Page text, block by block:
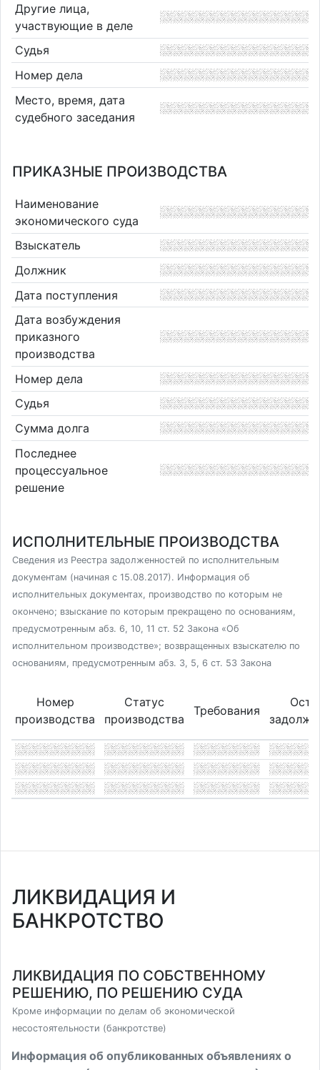
Другие лица,
участвующие в деле
Судья
Номер дела
Место, время, дата
судебного заседания
ПРИКАЗНЫЕ ПРОИЗВОДСТВА
Наименование
экономического суда
Взыскатель
Должник
Дата поступления
Дата возбуждения
приказного
производства
Номер дела
Судья
Сумма долга
Последнее
процессуальное
решение
ИСПОЛНИТЕЛЬНЫЕ ПРОИЗВОДСТВА
Сведения из Реестра задолженностей по исполнительным
документам (начиная с 15.08.2017). Информация об
исполнительных документах, производство по которым не
окончено; взыскание по которым прекращено по основаниям,
предусмотренным абз. 6, 10, 11 ст. 52 Закона «Об
исполнительном производстве»; возвращенных взыскателю по
основаниям, предусмотренным абз. 3, 5, 6 ст. 53 Закона
Номер
производства
Статус
производства
Требования
ЛИКВИДАЦИЯ И
БАНКРОТСТВО
ЛИКВИДАЦИЯ ПО СОБСТВЕННОМУ
РЕШЕНИЮ, ПО РЕШЕНИЮ СУДА
Кроме информации по делам об экономической
несостоятельности (банкротстве)
Информация об опубликованных объявлениях о